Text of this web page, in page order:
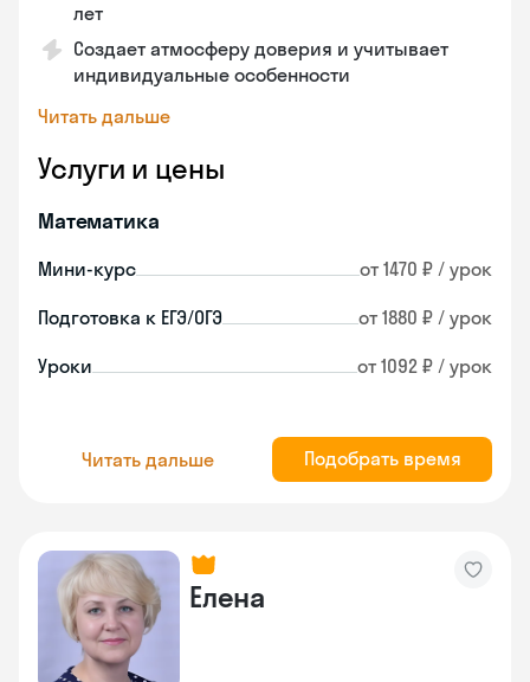
лет
Создает атмосферу доверия и учитывает
индивидуальные особенности
Читать дальше
Услуги и цены
Математика
Мини-курс от 1470 ₽ / урок
Подготовка к ЕГЭ/ОГЭ от 1880 ₽ / урок
Уроки от 1092 ₽ / урок
Читать дальше Подобрать время
Елена